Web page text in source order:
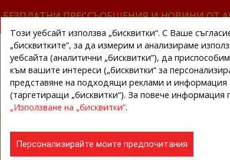
БЕЗПЛАТНИ ПРЕССЪОБЩЕНИЯ И НОВИНИ ОТ
НАЧАЛО НОВИНИ ОТ
Този уебсайт използва „бисквитки“. С Ваше
„бисквитките”, за да измерим и анализираме
уебсайта (аналитични „бисквитки”), да
към вашите интереси („бисквитки“ за
представяне на подходящи реклами и информация
(таргетиращи „бисквитки“). За повече информация
„Използване на „бисквитки”.
Персонализирайте моите предпочитания